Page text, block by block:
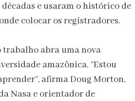
e usaram o histórico de
colocar os registradores.
trabalho abra uma nova
amazônica. “Estou
afirma Doug Morton,
Nasa e orientador de